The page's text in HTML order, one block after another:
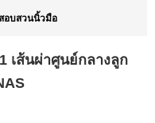
อบสวนนิ้วมือ
เส้นผ่าศูนย์กลางลูก